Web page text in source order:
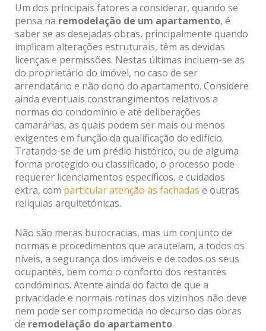
Um dos principais fatores a considerar, quando se
pensa na remodelação de um apartamento, é
saber se as desejadas obras, principalmente quando
implicam alterações estruturais, têm as devidas
licenças e permissões. Nestas últimas incluem-se as
do proprietário do imóvel, no caso de ser
arrendatário e não dono do apartamento. Considere
ainda eventuais constrangimentos relativos a
normas do condomínio e até deliberações
camarárias, as quais podem ser mais ou menos
exigentes em função da qualificação do edifício.
Tratando-se de um prédio histórico, ou de alguma
forma protegido ou classificado, o processo pode
requerer licenciamentos específicos, e cuidados
extra, com particular atenção às fachadas e outras
relíquias arquitetónicas.
Não são meras burocracias, mas um conjunto de
normas e procedimentos que acautelam, a todos os
níveis, a segurança dos imóveis e de todos os seus
ocupantes, bem como o conforto dos restantes
condóminos. Atente ainda do facto de que a
privacidade e normais rotinas dos vizinhos não deve
nem pode ser comprometida no decurso das obras
de remodelação do apartamento.